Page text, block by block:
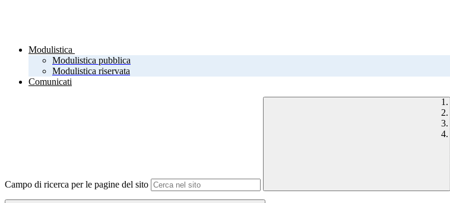
Modulistica
Modulistica pubblica
Modulistica riservata
Comunicati
Campo di ricerca per le pagine del sito